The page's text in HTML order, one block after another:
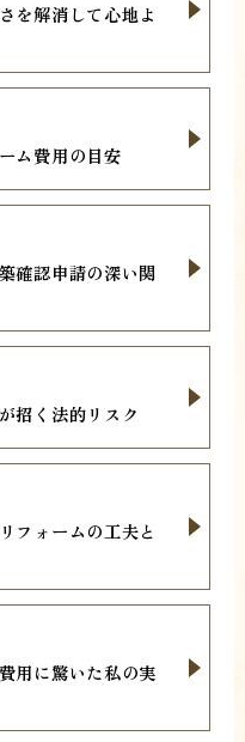
を解消して心地よ
ム費用の目安
確認申請の深い関
招く法的リスク
フォームの工夫と
用に驚いた私の実